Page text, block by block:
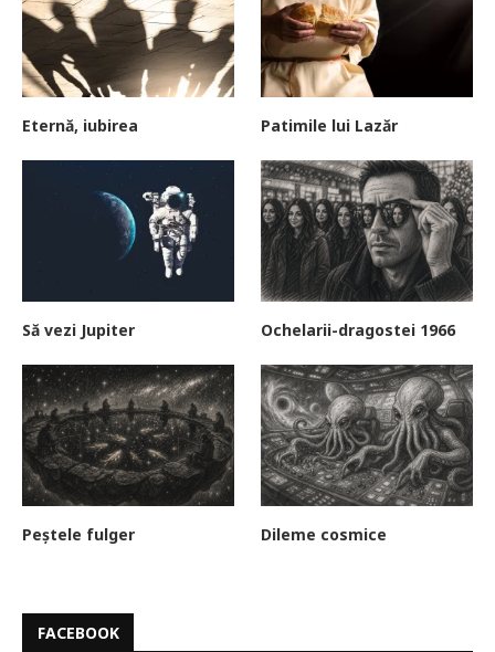
Eternă, iubirea Patimile lui Lazăr
Să vezi Jupiter Ochelarii-dragostei 1966
Peștele fulger Dileme cosmice
FACEBOOK